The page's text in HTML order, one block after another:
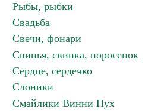
Рыбы, рыбки
Свадьба
Свечи, фонари
Свинья, свинка, поросенок
Сердце, сердечко
Слоники
Смайлики Винни Пух